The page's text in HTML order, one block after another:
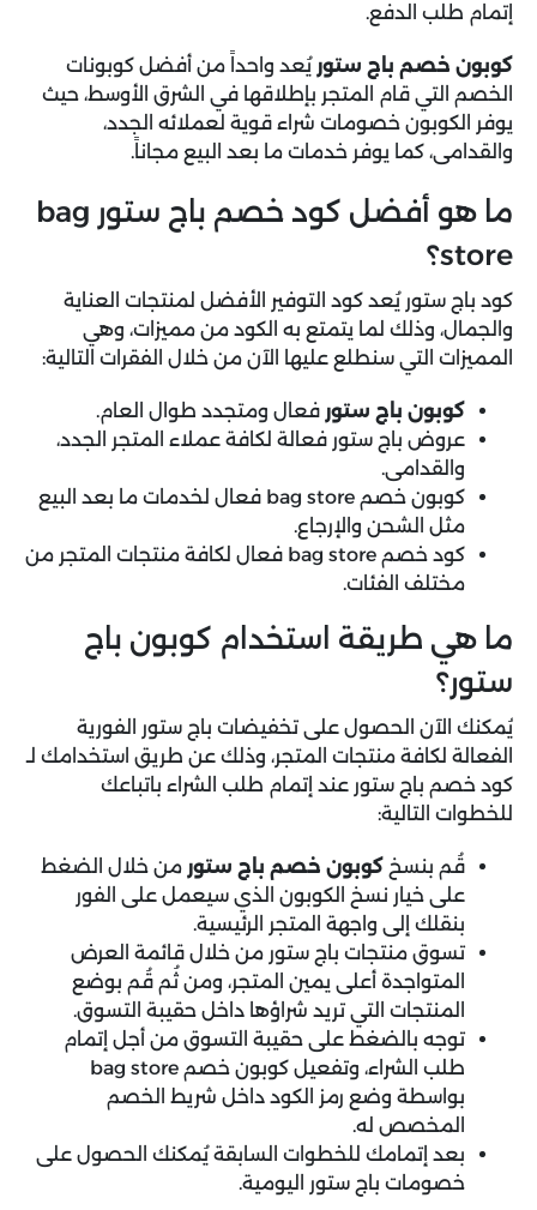
إتمام طلب الدفع.
كوبون خصم باج ستور يُعد واحداً من أفضل كوبونات
الخصم التي قام المتجر بإطلاقها في الشرق الأوسط، حيث
يوفر الكوبون خصومات شراء قوية لعملائه الجدد،
والقدامى، كما يوفر خدمات ما بعد البيع مجاناً.
ما هو أفضل كود خصم باج ستور bag
store؟
كود باج ستور يُعد كود التوفير الأفضل لمنتجات العناية
والجمال، وذلك لما يتمتع به الكود من مميزات، وهي
المميزات التي سنطلع عليها الآن من خلال الفقرات التالية:
كوبون باج ستور فعال ومتجدد طوال العام.
عروض باج ستور فعالة لكافة عملاء المتجر الجدد،
والقدامى.
كوبون خصم bag store فعال لخدمات ما بعد البيع
مثل الشحن والإرجاع.
كود خصم bag store فعال لكافة منتجات المتجر من
مختلف الفئات.
ما هي طريقة استخدام كوبون باج
ستور؟
يُمكنك الآن الحصول على تخفيضات باج ستور الفورية
الفعالة لكافة منتجات المتجر، وذلك عن طريق استخدامك لـ
كود خصم باج ستور عند إتمام طلب الشراء باتباعك
للخطوات التالية:
قُم بنسخ كوبون خصم باج ستور من خلال الضغط
على خيار نسخ الكوبون الذي سيعمل على الفور
بنقلك إلى واجهة المتجر الرئيسية.
تسوق منتجات باج ستور من خلال قائمة العرض
المتواجدة أعلى يمين المتجر، ومن ثُم قُم بوضع
المنتجات التي تريد شراؤها داخل حقيبة التسوق.
توجه بالضغط على حقيبة التسوق من أجل إتمام
طلب الشراء، وتفعيل كوبون خصم bag store
بواسطة وضع رمز الكود داخل شريط الخصم
المخصص له.
بعد إتمامك للخطوات السابقة يُمكنك الحصول على
خصومات باج ستور اليومية.